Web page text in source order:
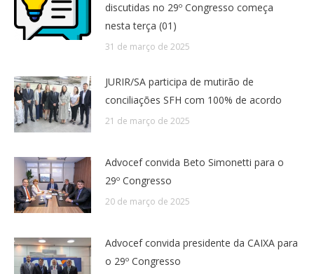
discutidas no 29º Congresso começa
nesta terça (01)
31 de março de 2025
JURIR/SA participa de mutirão de
conciliações SFH com 100% de acordo
21 de março de 2025
Advocef convida Beto Simonetti para o
29º Congresso
20 de março de 2025
Advocef convida presidente da CAIXA para
o 29º Congresso